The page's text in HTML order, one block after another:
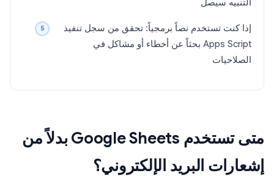
التنبيه سيصل
إذا كنت تستخدم نصاً برمجياً: تحقق من سجل تنفيذ
Apps Script بحثاً عن أخطاء أو مشاكل في
الصلاحيات
متى تستخدم Google Sheets بدلاً من
إشعارات البريد الإلكتروني؟